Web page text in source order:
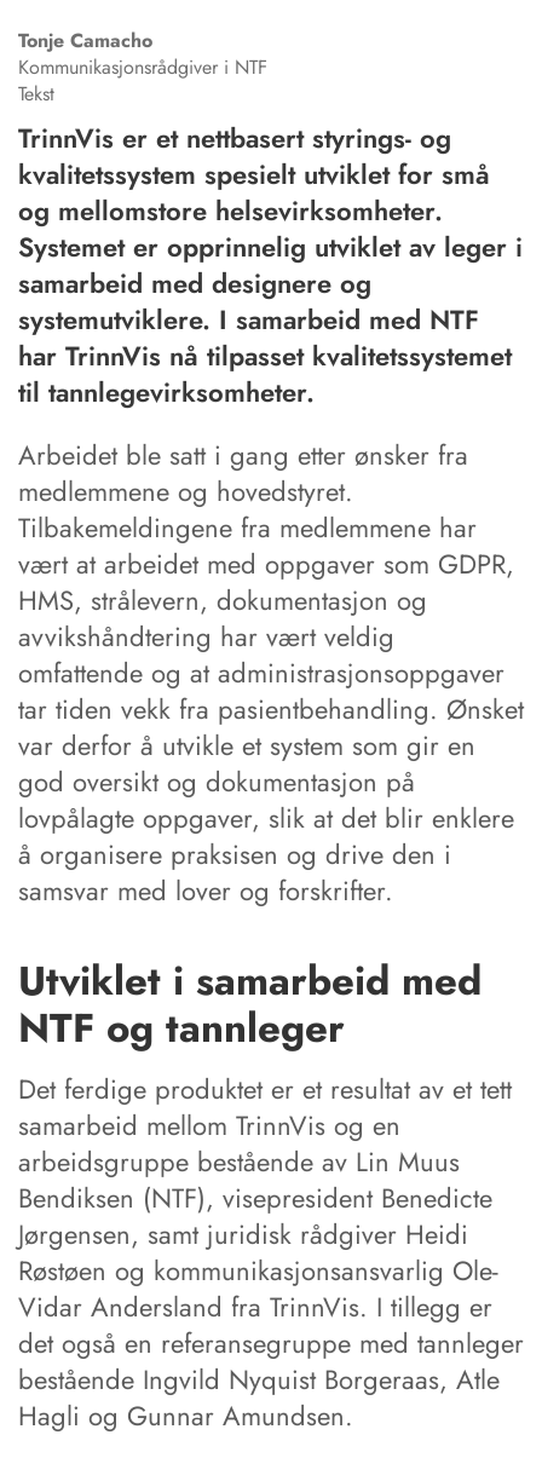
Tonje Camacho
Kommunikasjonsrådgiver i NTF
Tekst
TrinnVis er et nettbasert styrings- og
kvalitetssystem spesielt utviklet for små
og mellomstore helsevirksomheter.
Systemet er opprinnelig utviklet av leger i
samarbeid med designere og
systemutviklere. I samarbeid med NTF
har TrinnVis nå tilpasset kvalitetssystemet
til tannlegevirksomheter.
Arbeidet ble satt i gang etter ønsker fra
medlemmene og hovedstyret.
Tilbakemeldingene fra medlemmene har
vært at arbeidet med oppgaver som GDPR,
HMS, strålevern, dokumentasjon og
avvikshåndtering har vært veldig
omfattende og at administrasjonsoppgaver
tar tiden vekk fra pasientbehandling. Ønsket
var derfor å utvikle et system som gir en
god oversikt og dokumentasjon på
lovpålagte oppgaver, slik at det blir enklere
å organisere praksisen og drive den i
samsvar med lover og forskrifter.
Utviklet i samarbeid med
NTF og tannleger
Det ferdige produktet er et resultat av et tett
samarbeid mellom TrinnVis og en
arbeidsgruppe bestående av Lin Muus
Bendiksen (NTF), visepresident Benedicte
Jørgensen, samt juridisk rådgiver Heidi
Røstøen og kommunikasjonsansvarlig Ole-
Vidar Andersland fra TrinnVis. I tillegg er
det også en referansegruppe med tannleger
bestående Ingvild Nyquist Borgeraas, Atle
Hagli og Gunnar Amundsen.